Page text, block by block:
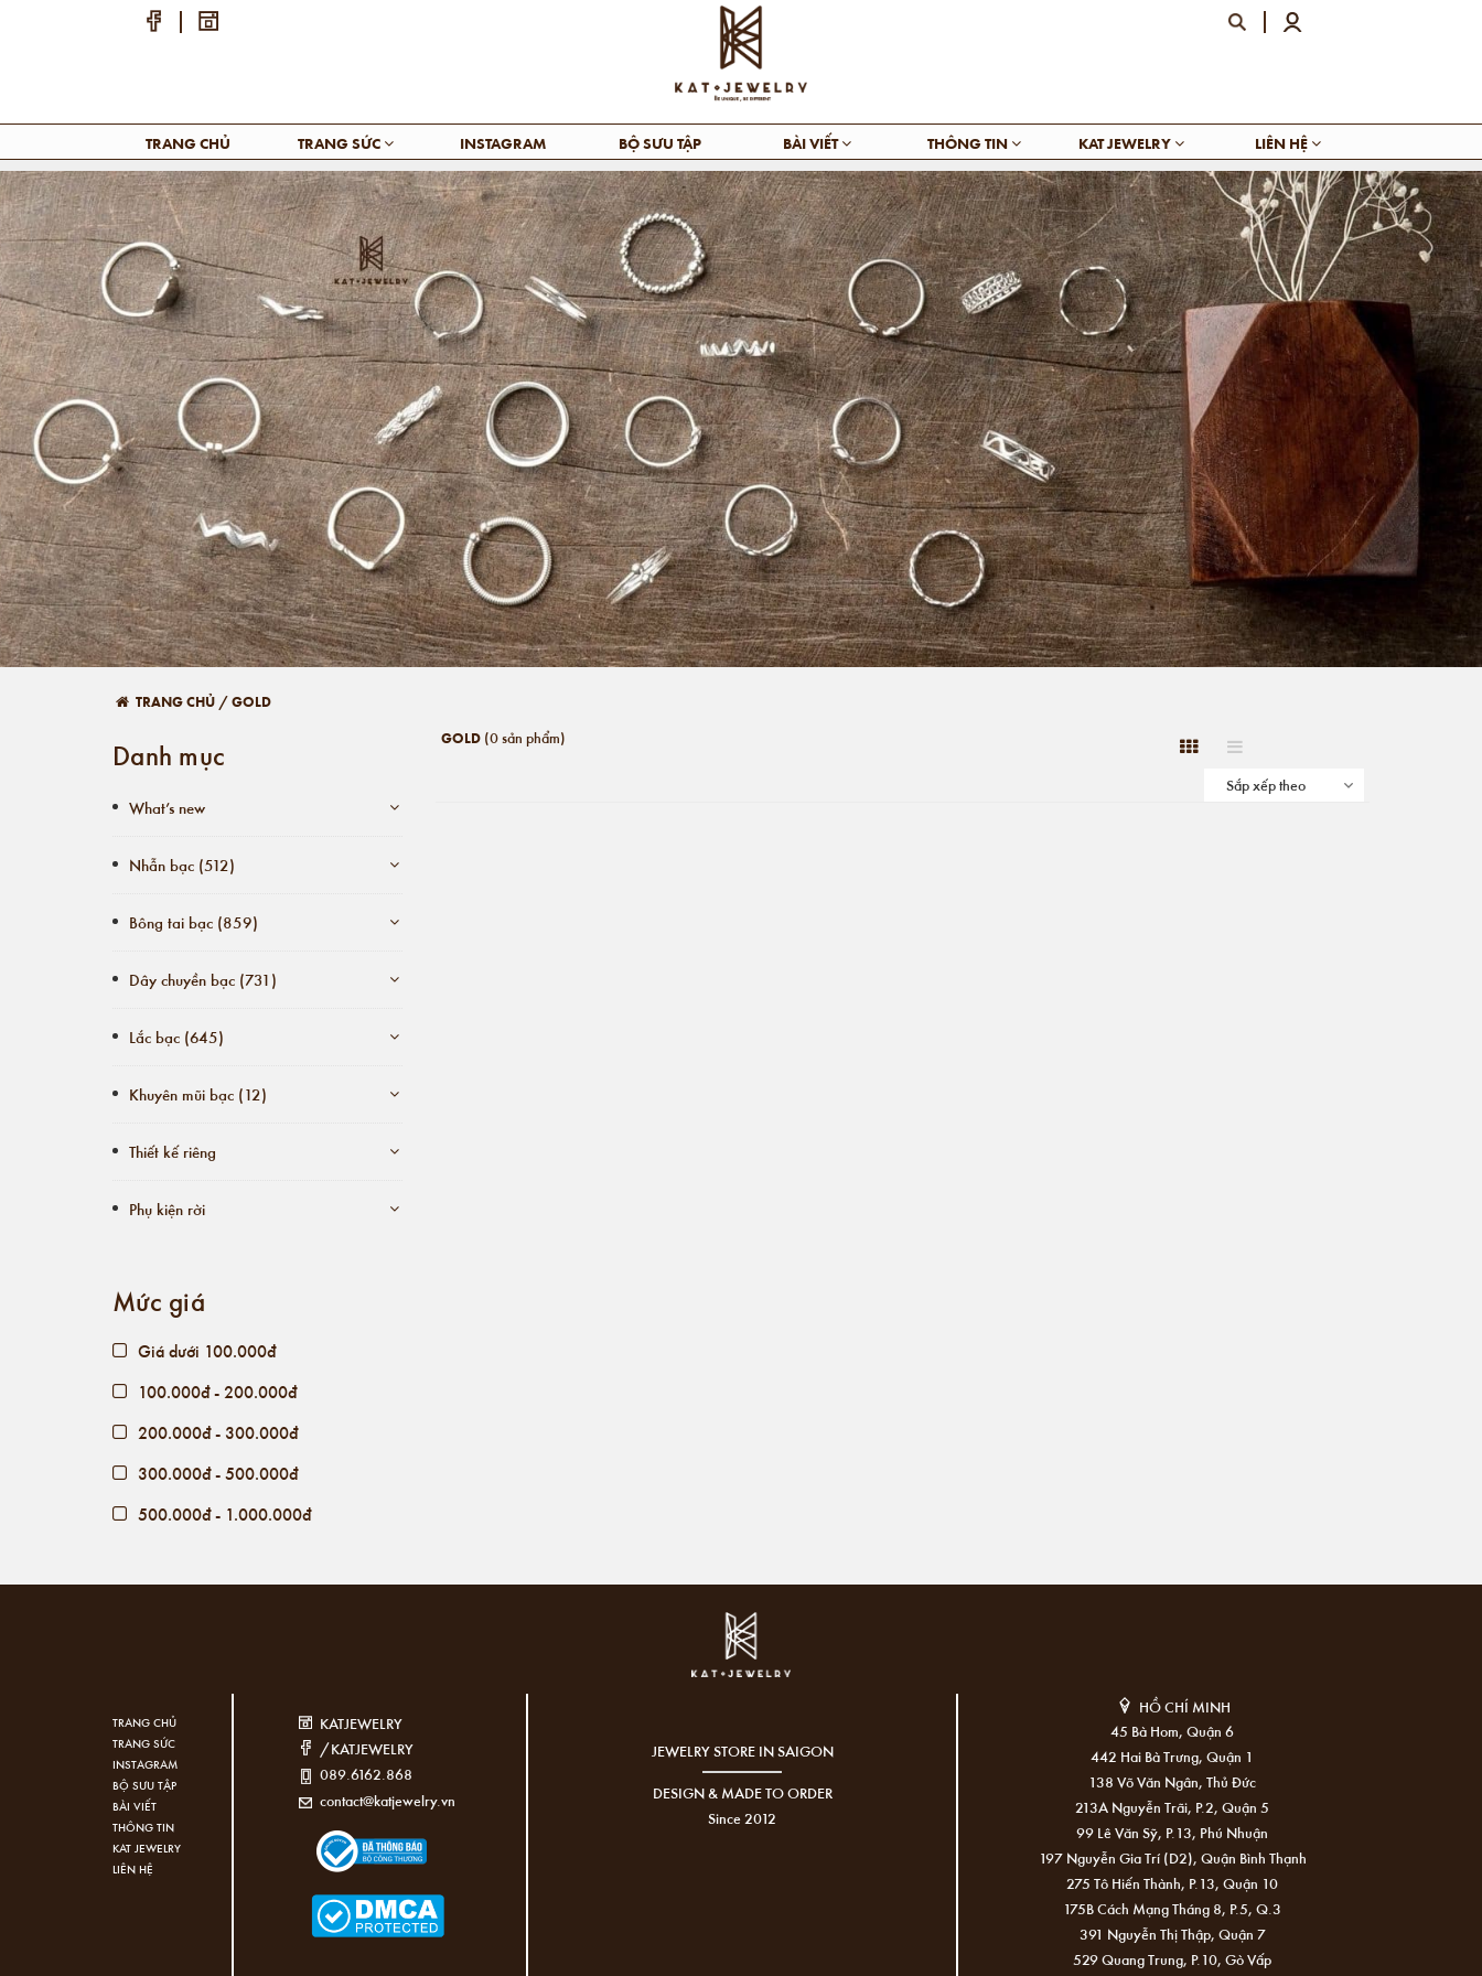
TRANG CHỦ TRANG SỨC INSTAGRAM BỘ SƯU TẬP BÀI VIẾT THÔNG TIN KAT JEWELRY LIÊN HỆ
TRANG CHỦ /GOLD
GOLD (0 sản phẩm)
Sắp xếp theo
Danh mục
What’s new
Nhẫn bạc (512)
Bông tai bạc (859)
Dây chuyền bạc (731)
Lắc bạc (645)
Khuyên mũi bạc (12)
Thiết kế riêng
Phụ kiện rời
Mức giá
Giá dưới 100.000đ
100.000đ - 200.000đ
200.000đ - 300.000đ
300.000đ - 500.000đ
500.000đ - 1.000.000đ
TRANG CHỦ
TRANG SỨC
INSTAGRAM
BỘ SƯU TẬP
BÀI VIẾT
THÔNG TIN
KAT JEWELRY
LIÊN HỆ
KATJEWELRY
/KATJEWELRY
089.6162.868
contact@katjewelry.vn
JEWELRY STORE IN SAIGON
DESIGN & MADE TO ORDER
Since 2012
HỒ CHÍ MINH
45 Bà Hom, Quận 6
442 Hai Bà Trưng, Quận 1
138 Võ Văn Ngân, Thủ Đức
213A Nguyễn Trãi, P.2, Quận 5
99 Lê Văn Sỹ, P.13, Phú Nhuận
197 Nguyễn Gia Trí (D2), Quận Bình Thạnh
275 Tô Hiến Thành, P.13, Quận 10
175B Cách Mạng Tháng 8, P.5, Q.3
391 Nguyễn Thị Thập, Quận 7
529 Quang Trung, P.10, Gò Vấp